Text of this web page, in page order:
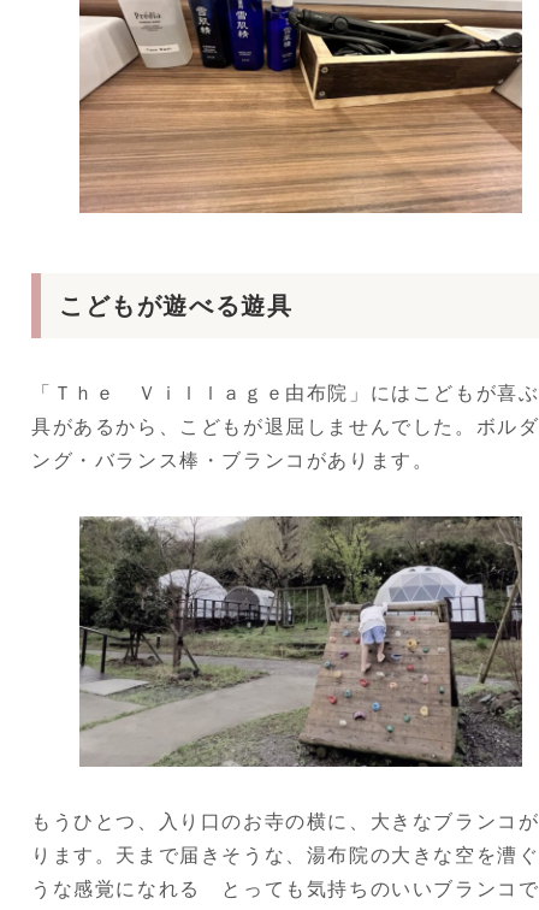
こどもが遊べる遊具
「Ｔｈｅ Ｖｉｌｌａｇｅ由布院」にはこどもが喜
具があるから、こどもが退屈しませんでした。ボル
ング・バランス棒・ブランコがあります。
もうひとつ、入り口のお寺の横に、大きなブランコ
ります。天まで届きそうな、湯布院の大きな空を漕
うな感覚になれる とっても気持ちのいいブランコ